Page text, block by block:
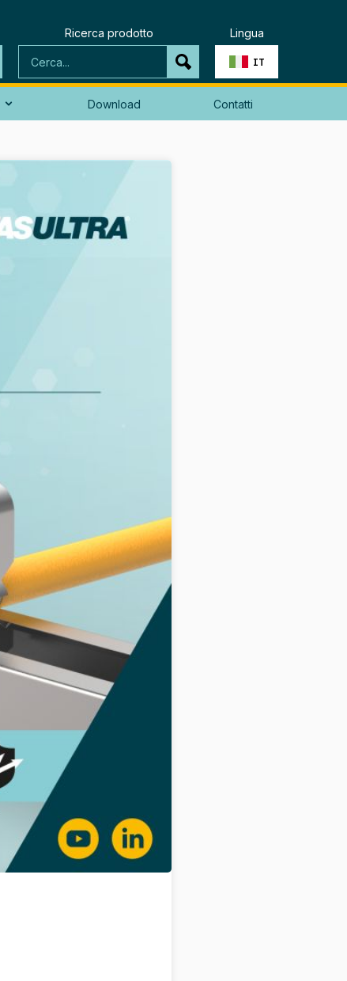
Ricerca prodotto Lingua
IT
 Download Contatti